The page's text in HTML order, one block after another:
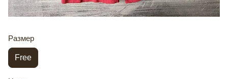
Размер
Free